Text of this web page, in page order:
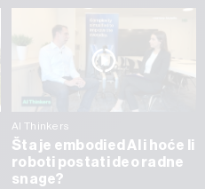
AI Thinkers
Šta je embodied AI i hoće li
roboti postati deo radne
snage?